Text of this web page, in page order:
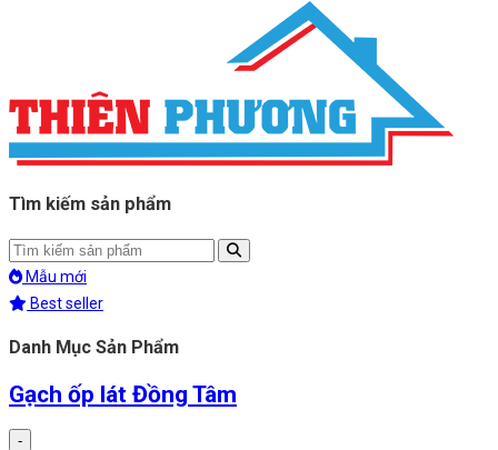
Tìm kiếm sản phẩm
Mẫu mới
Best seller
Danh Mục Sản Phẩm
Gạch ốp lát Đồng Tâm
-